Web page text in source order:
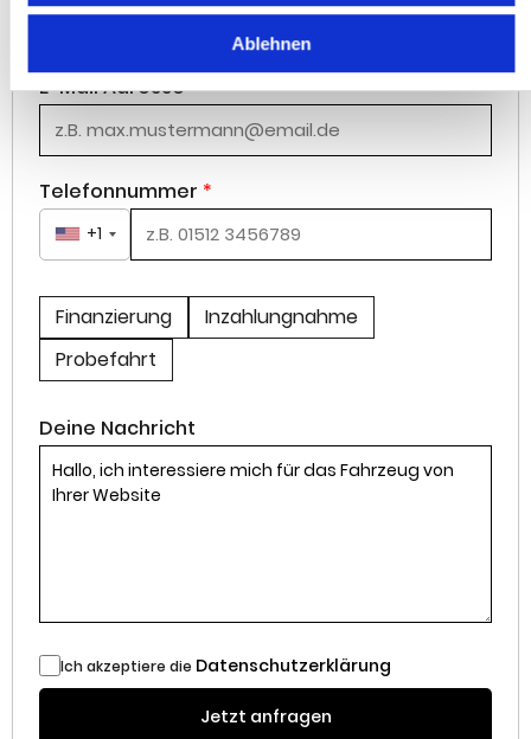
Ablehnen
E-Mail Adresse*
Telefonnummer *
+1
Finanzierung
Inzahlungnahme
Probefahrt
Deine Nachricht
Ich akzeptiere die Datenschutzerklärung
Jetzt anfragen